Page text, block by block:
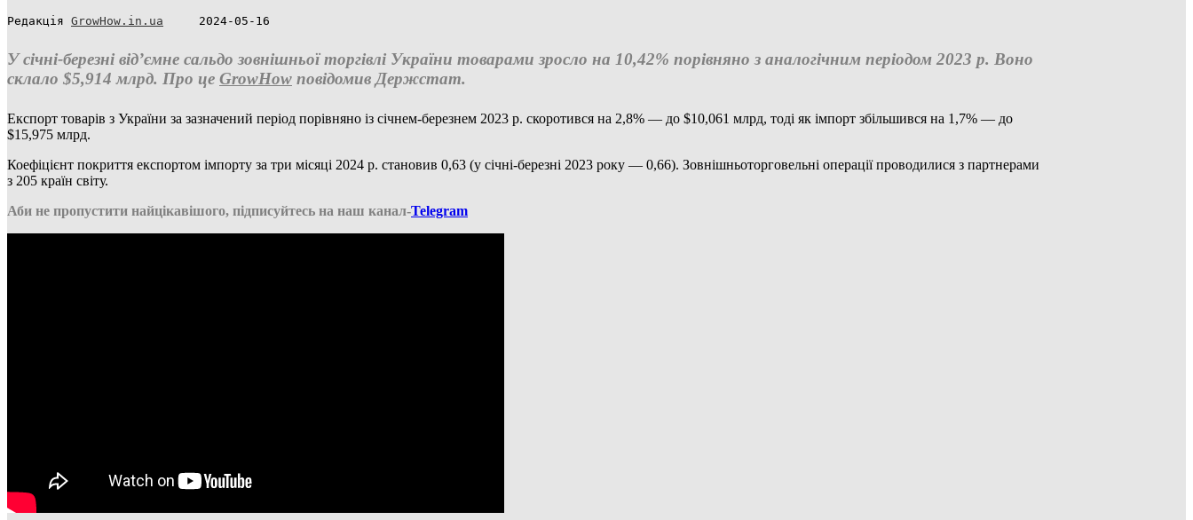
Редакція GrowHow.in.ua 2024-05-16
У січні-березні від’ємне сальдо зовнішньої торгівлі України товарами зросло на 10,42% порівняно з аналогічним періодом 2023 р. Воно
склало $5,914 млрд. Про це GrowHow повідомив Держстат.
Експорт товарів з України за зазначений період порівняно із січнем-березнем 2023 р. скоротився на 2,8% — до $10,061 млрд, тоді як імпорт збільшився на 1,7% — до
$15,975 млрд.
Коефіцієнт покриття експортом імпорту за три місяці 2024 р. становив 0,63 (у січні-березні 2023 року — 0,66). Зовнішньоторговельні операції проводилися з партнерами
з 205 країн світу.
Аби не пропустити найцікавішого, підписуйтесь на наш канал-Telegram